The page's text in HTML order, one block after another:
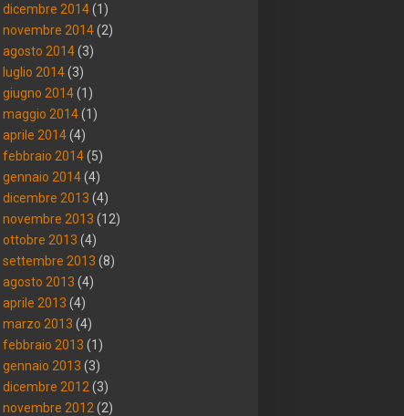
dicembre 2014(1)
novembre 2014(2)
agosto 2014(3)
luglio 2014(3)
giugno 2014(1)
maggio 2014(1)
aprile 2014(4)
febbraio 2014(5)
gennaio 2014(4)
dicembre 2013 (4)
novembre 2013 (12)
ottobre 2013 (4)
settembre 2013 (8)
agosto 2013 (4)
aprile 2013 (4)
marzo 2013 (4)
febbraio 2013 (1)
gennaio 2013 (3)
dicembre 2012 (3)
novembre 2012 (2)